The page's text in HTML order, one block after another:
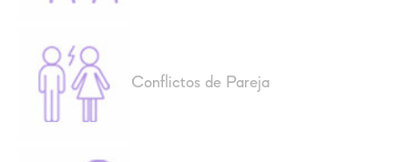
Conflictos de Pareja